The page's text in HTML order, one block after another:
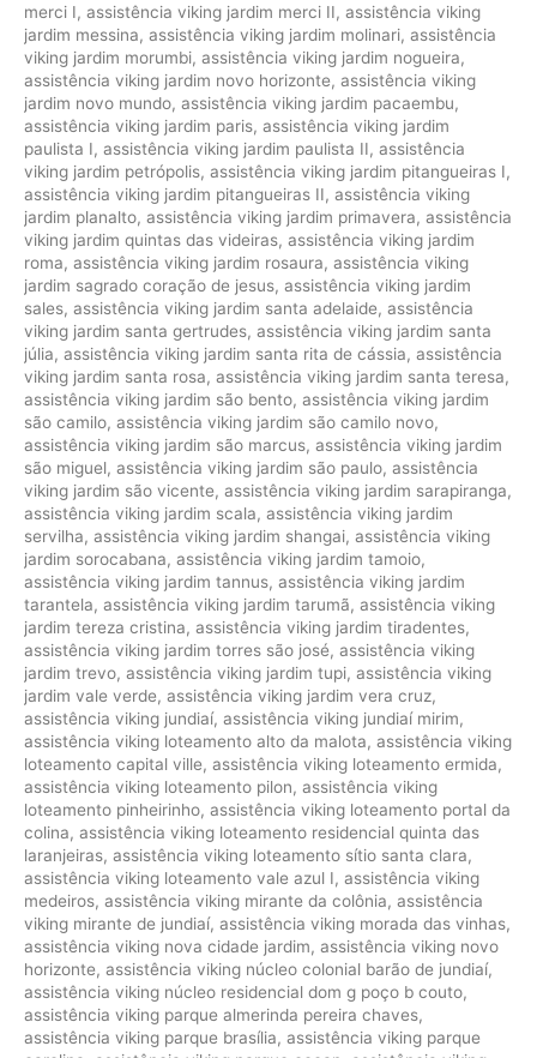
merci I, assistência viking jardim merci II, assistência viking
jardim messina, assistência viking jardim molinari, assistência
viking jardim morumbi, assistência viking jardim nogueira,
assistência viking jardim novo horizonte, assistência viking
jardim novo mundo, assistência viking jardim pacaembu,
assistência viking jardim paris, assistência viking jardim
paulista I, assistência viking jardim paulista II, assistência
viking jardim petrópolis, assistência viking jardim pitangueiras I,
assistência viking jardim pitangueiras II, assistência viking
jardim planalto, assistência viking jardim primavera, assistência
viking jardim quintas das videiras, assistência viking jardim
roma, assistência viking jardim rosaura, assistência viking
jardim sagrado coração de jesus, assistência viking jardim
sales, assistência viking jardim santa adelaide, assistência
viking jardim santa gertrudes, assistência viking jardim santa
júlia, assistência viking jardim santa rita de cássia, assistência
viking jardim santa rosa, assistência viking jardim santa teresa,
assistência viking jardim são bento, assistência viking jardim
são camilo, assistência viking jardim são camilo novo,
assistência viking jardim são marcus, assistência viking jardim
são miguel, assistência viking jardim são paulo, assistência
viking jardim são vicente, assistência viking jardim sarapiranga,
assistência viking jardim scala, assistência viking jardim
servilha, assistência viking jardim shangai, assistência viking
jardim sorocabana, assistência viking jardim tamoio,
assistência viking jardim tannus, assistência viking jardim
tarantela, assistência viking jardim tarumã, assistência viking
jardim tereza cristina, assistência viking jardim tiradentes,
assistência viking jardim torres são josé, assistência viking
jardim trevo, assistência viking jardim tupi, assistência viking
jardim vale verde, assistência viking jardim vera cruz,
assistência viking jundiaí, assistência viking jundiaí mirim,
assistência viking loteamento alto da malota, assistência viking
loteamento capital ville, assistência viking loteamento ermida,
assistência viking loteamento pilon, assistência viking
loteamento pinheirinho, assistência viking loteamento portal da
colina, assistência viking loteamento residencial quinta das
laranjeiras, assistência viking loteamento sítio santa clara,
assistência viking loteamento vale azul I, assistência viking
medeiros, assistência viking mirante da colônia, assistência
viking mirante de jundiaí, assistência viking morada das vinhas,
assistência viking nova cidade jardim, assistência viking novo
horizonte, assistência viking núcleo colonial barão de jundiaí,
assistência viking núcleo residencial dom g poço b couto,
assistência viking parque almerinda pereira chaves,
assistência viking parque brasília, assistência viking parque